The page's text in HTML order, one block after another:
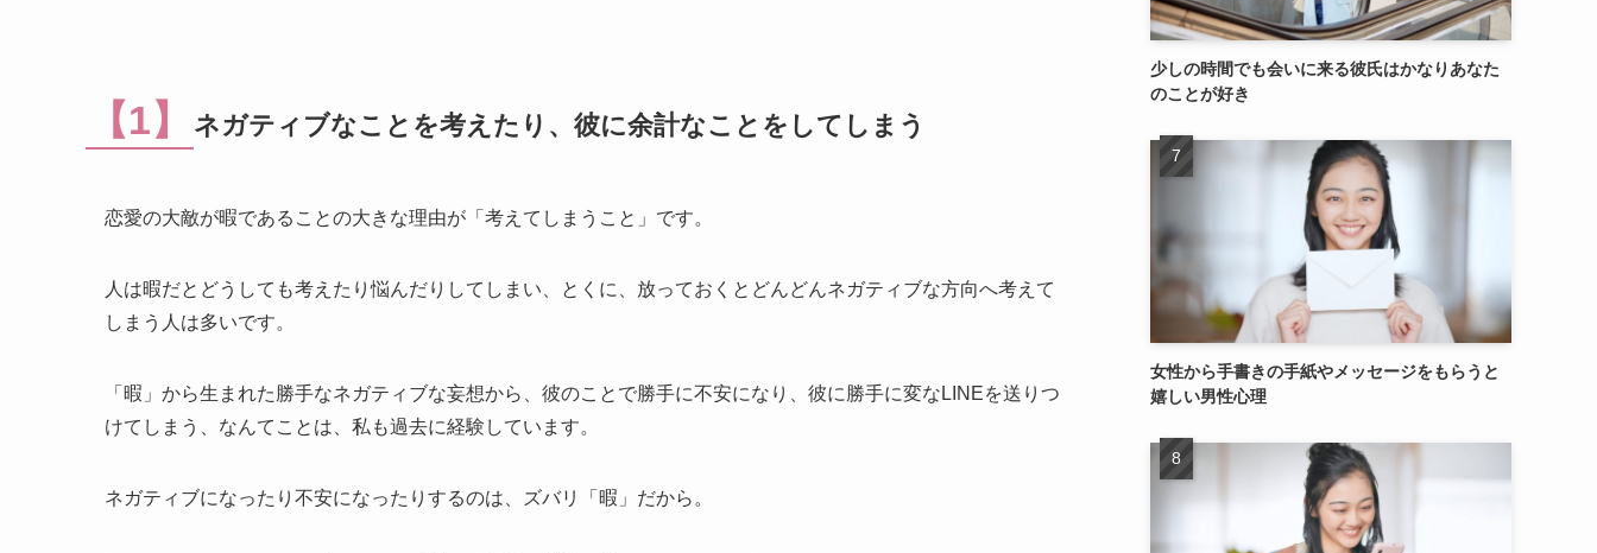
【1】 ネガティブなことを考えたり、彼に余計なことをしてしまう
恋愛の大敵が暇であることの大きな理由が「考えてしまうこと」です。
人は暇だとどうしても考えたり悩んだりしてしまい、とくに、放っておくとどんどんネガティブな方向へ考えて
しまう人は多いです。
「暇」から生まれた勝手なネガティブな妄想から、彼のことで勝手に不安になり、彼に勝手に変なLINEを送りつ
けてしまう、なんてことは、私も過去に経験しています。
ネガティブになったり不安になったりするのは、ズバリ「暇」だから。
少しの時間でも会いに来る彼氏はかなりあなた
のことが好き
女性から手書きの手紙やメッセージをもらうと
嬉しい男性心理